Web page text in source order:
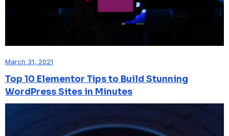
March 31, 2021
Top 10 Elementor Tips to Build Stunning
WordPress Sites in Minutes